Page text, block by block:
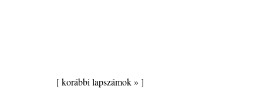
[korábbi lapszámok » ]